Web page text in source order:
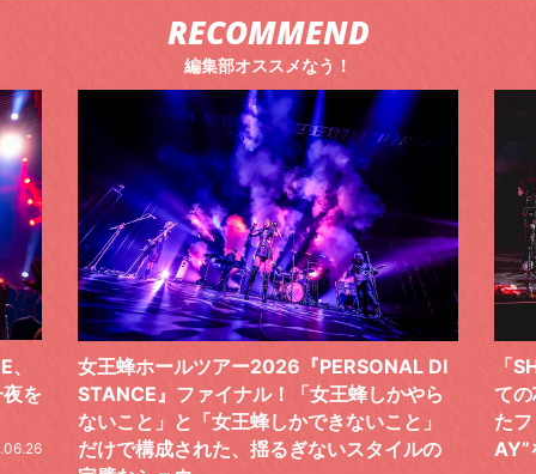
RECOMMEND
編集部オススメなう！
ら
の
「SHISHAMOでした!!!」ロックバンドとし
ての芯を貫き通し、笑顔と感謝で泳ぎ切っ
たファイナルライブ、DAY2“GOODBYE D
AY”をレポート
気
レ